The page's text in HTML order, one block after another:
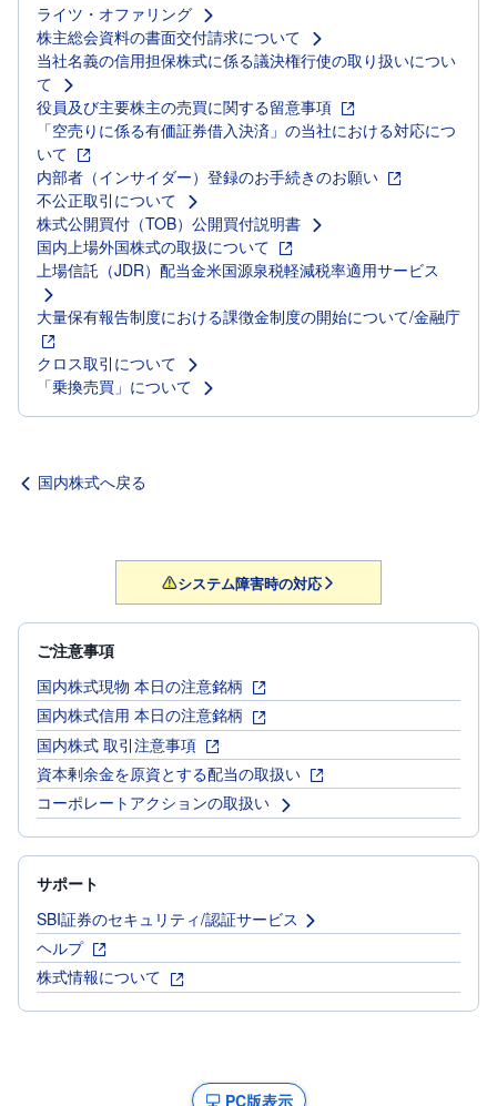
ライツ・オファリング
株主総会資料の書面交付請求について
当社名義の信用担保株式に係る議決権行使の取り扱いについ
て
役員及び主要株主の売買に関する留意事項
「空売りに係る有価証券借入決済」の当社における対応につ
いて
内部者（インサイダー）登録のお手続きのお願い
不公正取引について
株式公開買付（TOB）公開買付説明書
国内上場外国株式の取扱について
上場信託（JDR）配当金米国源泉税軽減税率適用サービス
大量保有報告制度における課徴金制度の開始について/金融庁
クロス取引について
「乗換売買」について
国内株式へ戻る
システム障害時の対応
ご注意事項
国内株式現物 本日の注意銘柄
国内株式信用 本日の注意銘柄
国内株式 取引注意事項
資本剰余金を原資とする配当の取扱い
コーポレートアクションの取扱い
サポート
SBI証券のセキュリティ/認証サービス
ヘルプ
株式情報について
PC版表示